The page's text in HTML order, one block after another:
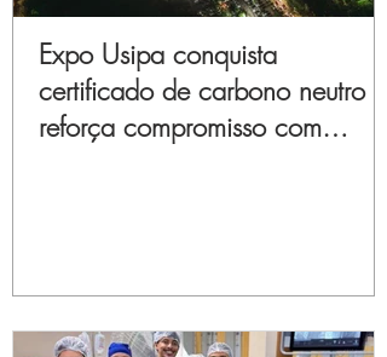
Expo Usipa conquista
certificado de carbono neutro e
reforça compromisso com